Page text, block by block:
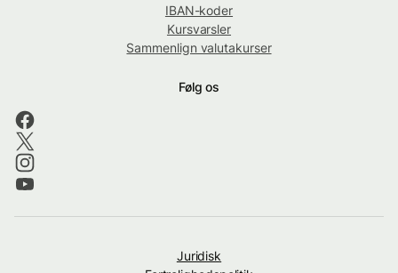
IBAN-koder
Kursvarsler
Sammenlign valutakurser
Følg os
Juridisk